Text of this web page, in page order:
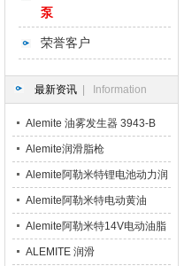
泵
荣誉客户
最新资讯 | Information
Alemite 油雾发生器 3943-B
3943-BC 3943-CB 3943-CC
3943-DD
Alemite润滑脂枪
Alemite阿勒米特锂电池动力润
滑脂枪
Alemite阿勒米特电动黄油
Alemite阿勒米特14V电动油脂
枪
ALEMITE 润滑